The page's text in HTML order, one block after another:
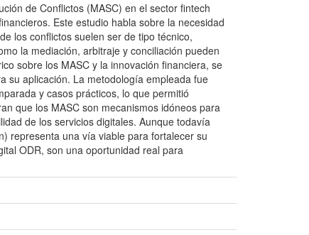
de Conflictos (MASC) en el sector fintech
Este estudio habla sobre la necesidad
los conflictos suelen ser de tipo técnico,
la mediación, arbitraje y conciliación pueden
sobre los MASC y la innovación financiera, se
su aplicación. La metodología empleada fue
y casos prácticos, lo que permitió
que los MASC son mecanismos idóneos para
de los servicios digitales. Aunque todavía
representa una vía viable para fortalecer su
ODR, son una oportunidad real para